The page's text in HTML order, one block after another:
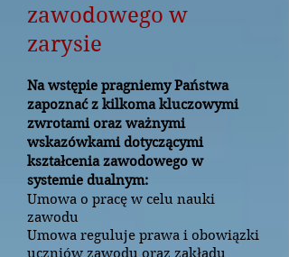
zawodowego w
zarysie
Na wstępie pragniemy Państwa
zapoznać z kilkoma kluczowymi
zwrotami oraz ważnymi
wskazówkami dotyczącymi
kształcenia zawodowego w
systemie dualnym:
Umowa o pracę w celu nauki
zawodu
Umowa reguluje prawa i obowiązki
uczniów zawodu oraz zakładu